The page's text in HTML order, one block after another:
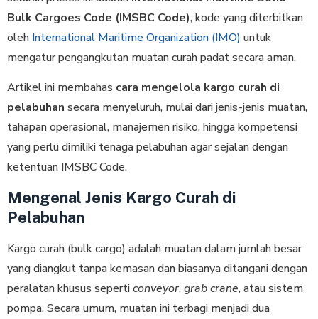
Bulk Cargoes Code (IMSBC Code), kode yang diterbitkan
oleh International Maritime Organization (IMO) untuk
mengatur pengangkutan muatan curah padat secara aman.
Artikel ini membahas cara mengelola kargo curah di
pelabuhan secara menyeluruh, mulai dari jenis-jenis muatan,
tahapan operasional, manajemen risiko, hingga kompetensi
yang perlu dimiliki tenaga pelabuhan agar sejalan dengan
ketentuan IMSBC Code.
Mengenal Jenis Kargo Curah di
Pelabuhan
Kargo curah (bulk cargo) adalah muatan dalam jumlah besar
yang diangkut tanpa kemasan dan biasanya ditangani dengan
peralatan khusus seperticonveyor,grab crane, atau sistem
pompa. Secara umum, muatan ini terbagi menjadi dua